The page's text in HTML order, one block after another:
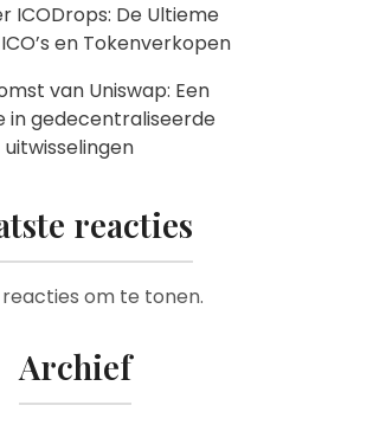
ICODrops: De Ultieme
en Tokenverkopen
van Uniswap: Een
in gedecentraliseerde
uitwisselingen
reacties
om te tonen.
Archief